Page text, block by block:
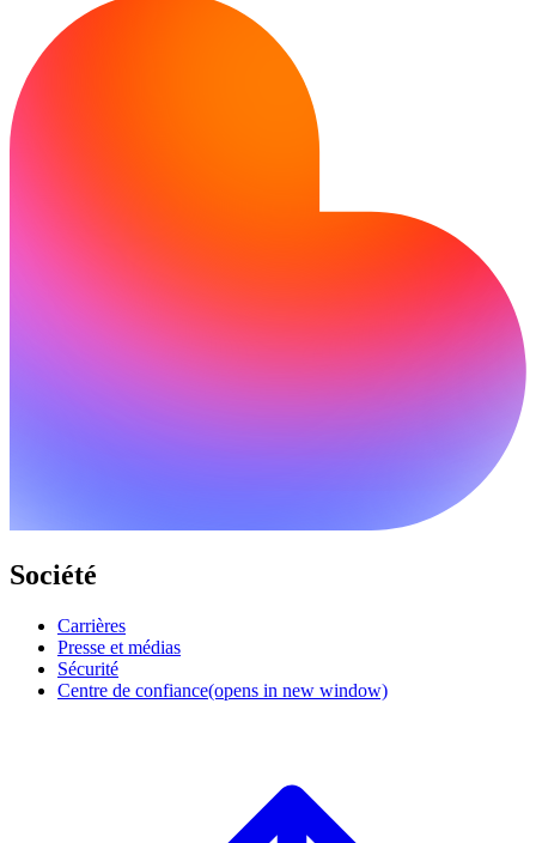
Société
Carrières
Presse et médias
Sécurité
Centre de confiance(opens in new window)